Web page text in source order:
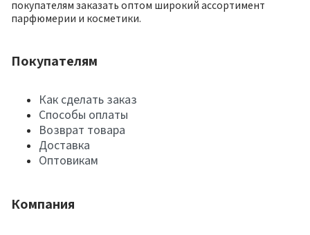
покупателям заказать оптом широкий ассортимент
парфюмерии и косметики.
Покупателям
Как сделать заказ
Способы оплаты
Возврат товара
Доставка
Оптовикам
Компания